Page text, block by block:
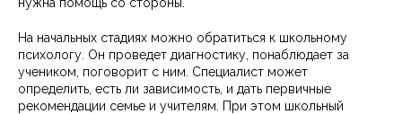
На начальных стадиях можно обратиться к школьному
психологу. Он проведет диагностику, понаблюдает за
учеником, поговорит с ним. Специалист может
определить, есть ли зависимость, и дать первичные
рекомендации семье и учителям. При этом школьный